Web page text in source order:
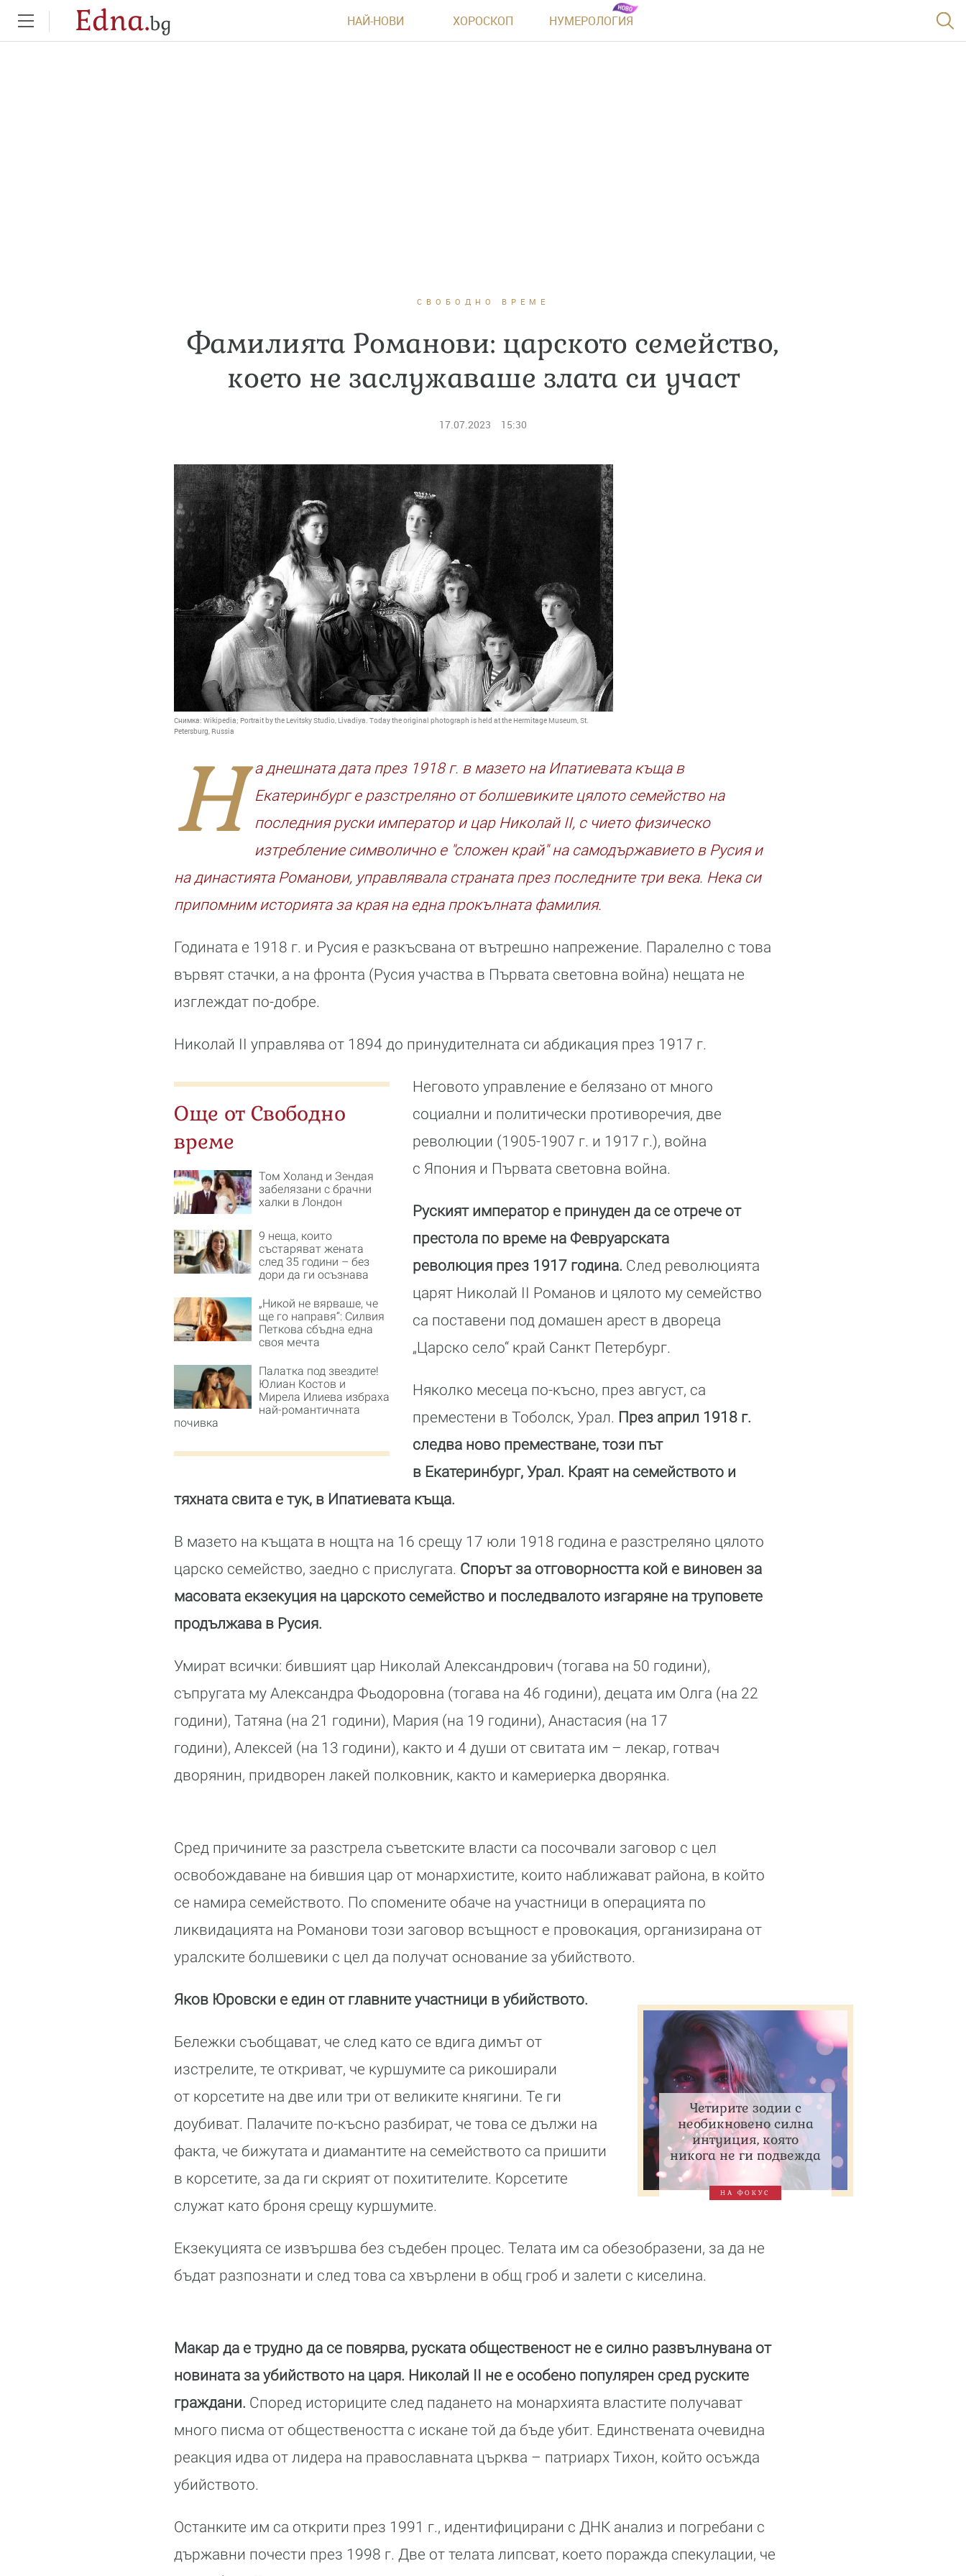
Edna.bg НАЙ-НОВИ ХОРОСКОП НУМЕРОЛОГИЯ
СВОБОДНО ВРЕМЕ
Фамилията Романови: царското семейство,
което не заслужаваше злата си участ
17.07.2023 15:30
Снимка: Wikipedia; Portrait by the Levitsky Studio, Livadiya. Today the original photograph is held at the Hermitage Museum, St.
Petersburg, Russia
Н
а днешната дата през 1918 г. в мазето на Ипатиевата къща в
Екатеринбург е разстреляно от болшевиките цялото семейство на
последния руски император и цар Николай II, с чието физическо
изтребление символично е "сложен край" на самодържавието в Русия и
на династията Романови, управлявала страната през последните три века. Нека си
припомним историята за края на една прокълната фамилия.
Годината е 1918 г. и Русия е разкъсвана от вътрешно напрежение. Паралелно с това
вървят стачки, а на фронта (Русия участва в Първата световна война) нещата не
изглеждат по-добре.
Николай II управлява от 1894 до принудителната си абдикация през 1917 г.
Още от Свободно
време
Том Холанд и Зендая
забелязани с брачни
халки в Лондон
9 неща, които
състаряват жената
след 35 години – без
дори да ги осъзнава
„Никой не вярваше, че
ще го направя“: Силвия
Петкова сбъдна една
своя мечта
Палатка под звездите!
Юлиан Костов и
Мирела Илиева избраха
най-романтичната
почивка
Неговото управление е белязано от много
социални и политически противоречия, две
революции (1905-1907 г. и 1917 г.), война
с Япония и Първата световна война.
Руският император е принуден да се отрече от
престола по време на Февруарската
революция през 1917 година. След революцията
царят Николай II Романов и цялото му семейство
са поставени под домашен арест в двореца
„Царско село“ край Санкт Петербург.
Няколко месеца по-късно, през август, са
преместени в Тоболск, Урал. През април 1918 г.
следва ново преместване, този път
в Екатеринбург, Урал. Краят на семейството и
тяхната свита е тук, в Ипатиевата къща.
В мазето на къщата в нощта на 16 срещу 17 юли 1918 година е разстреляно цялото
царско семейство, заедно с прислугата. Спорът за отговорността кой е виновен за
масовата екзекуция на царското семейство и последвалото изгаряне на труповете
продължава в Русия.
Умират всички: бившият цар Николай Александрович (тогава на 50 години),
съпругата му Александра Фьодоровна (тогава на 46 години), децата им Олга (на 22
години), Татяна (на 21 години), Мария (на 19 години), Анастасия (на 17
години), Алексей (на 13 години), както и 4 души от свитата им – лекар, готвач
дворянин, придворен лакей полковник, както и камериерка дворянка.
Сред причините за разстрела съветските власти са посочвали заговор с цел
освобождаване на бившия цар от монархистите, които наближават района, в който
се намира семейството. По спомените обаче на участници в операцията по
ликвидацията на Романови този заговор всъщност е провокация, организирана от
уралските болшевики с цел да получат основание за убийството.
Четирите зодии с
необикновено силна
интуиция, която
никога не ги подвежда
НА ФОКУС
Яков Юровски е един от главните участници в убийството.
Бележки съобщават, че след като се вдига димът от
изстрелите, те откриват, че куршумите са рикоширали
от корсетите на две или три от великите княгини. Те ги
доубиват. Палачите по-късно разбират, че това се дължи на
факта, че бижутата и диамантите на семейството са пришити
в корсетите, за да ги скрият от похитителите. Корсетите
служат като броня срещу куршумите.
Екзекуцията се извършва без съдебен процес. Телата им са обезобразени, за да не
бъдат разпознати и след това са хвърлени в общ гроб и залети с киселина.
Макар да е трудно да се повярва, руската общественост не е силно развълнувана от
новината за убийството на царя. Николай II не е особено популярен сред руските
граждани. Според историците след падането на монархията властите получават
много писма от обществеността с искане той да бъде убит. Единствената очевидна
реакция идва от лидера на православната църква – патриарх Тихон, който осъжда
убийството.
Останките им са открити през 1991 г., идентифицирани с ДНК анализ и погребани с
държавни почести през 1998 г. Две от телата липсват, което поражда спекулации, че